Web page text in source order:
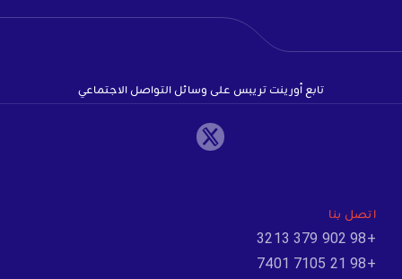
تابع أورينت تريبس على وسائل التواصل الاجتماعي
اتصل بنا
+98 902 379 3213
+98 21 7105 7401